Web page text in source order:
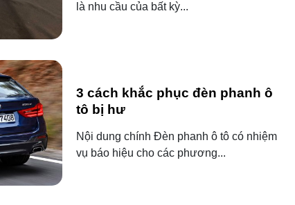
là nhu cầu của bất kỳ...
3 cách khắc phục đèn phanh ô
tô bị hư
Nội dung chính Đèn phanh ô tô có nhiệm
vụ báo hiệu cho các phương...